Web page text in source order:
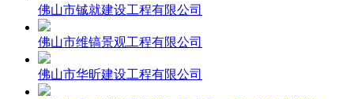
佛山市铖就建设工程有限公司
佛山市维镐景观工程有限公司
佛山市华昕建设工程有限公司